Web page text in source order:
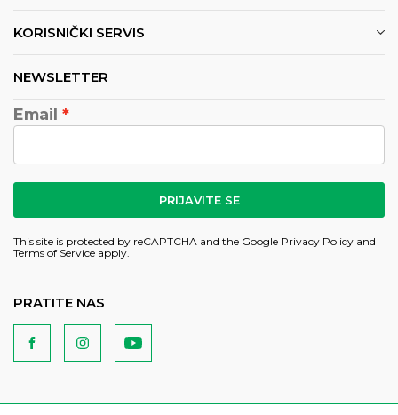
KORISNIČKI SERVIS
NEWSLETTER
Email
PRIJAVITE SE
This site is protected by reCAPTCHA and the Google Privacy Policy and
Terms of Service apply.
PRATITE NAS